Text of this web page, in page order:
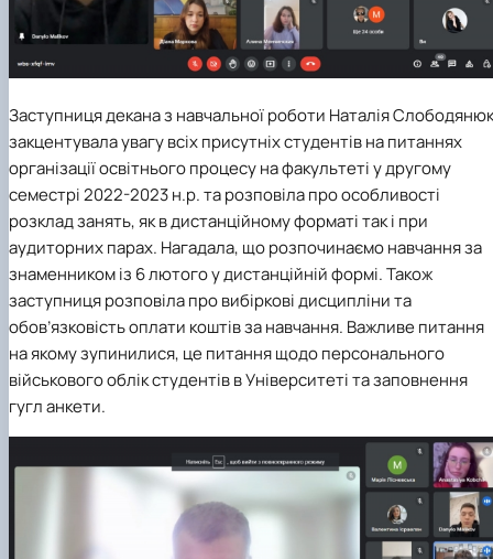
Заступниця декана з навчальної роботи Наталія Слободянюк
закцентувала увагу всіх присутніх студентів на питаннях
організації освітнього процесу на факультеті у другому
семестрі 2022-2023 н.р. та розповіла про особливості
розклад занять, як в дистанційному форматі так і при
аудиторних парах. Нагадала, що розпочинаємо навчання за
знаменником із 6 лютого у дистанційній формі.Також
заступниця розповіла про вибіркові дисципліни та
обов’язковість оплати коштів за навчання. Важливе питання
на якому зупинилися, це питання щодо персонального
військового облік студентів в Університеті та заповнення
гугл анкети.